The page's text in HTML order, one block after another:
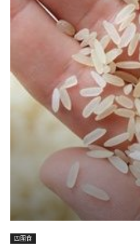
四圍食